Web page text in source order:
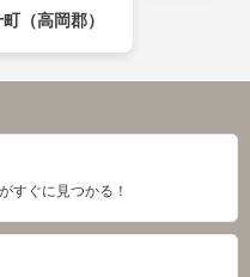
（高岡郡）
すぐに見つかる！